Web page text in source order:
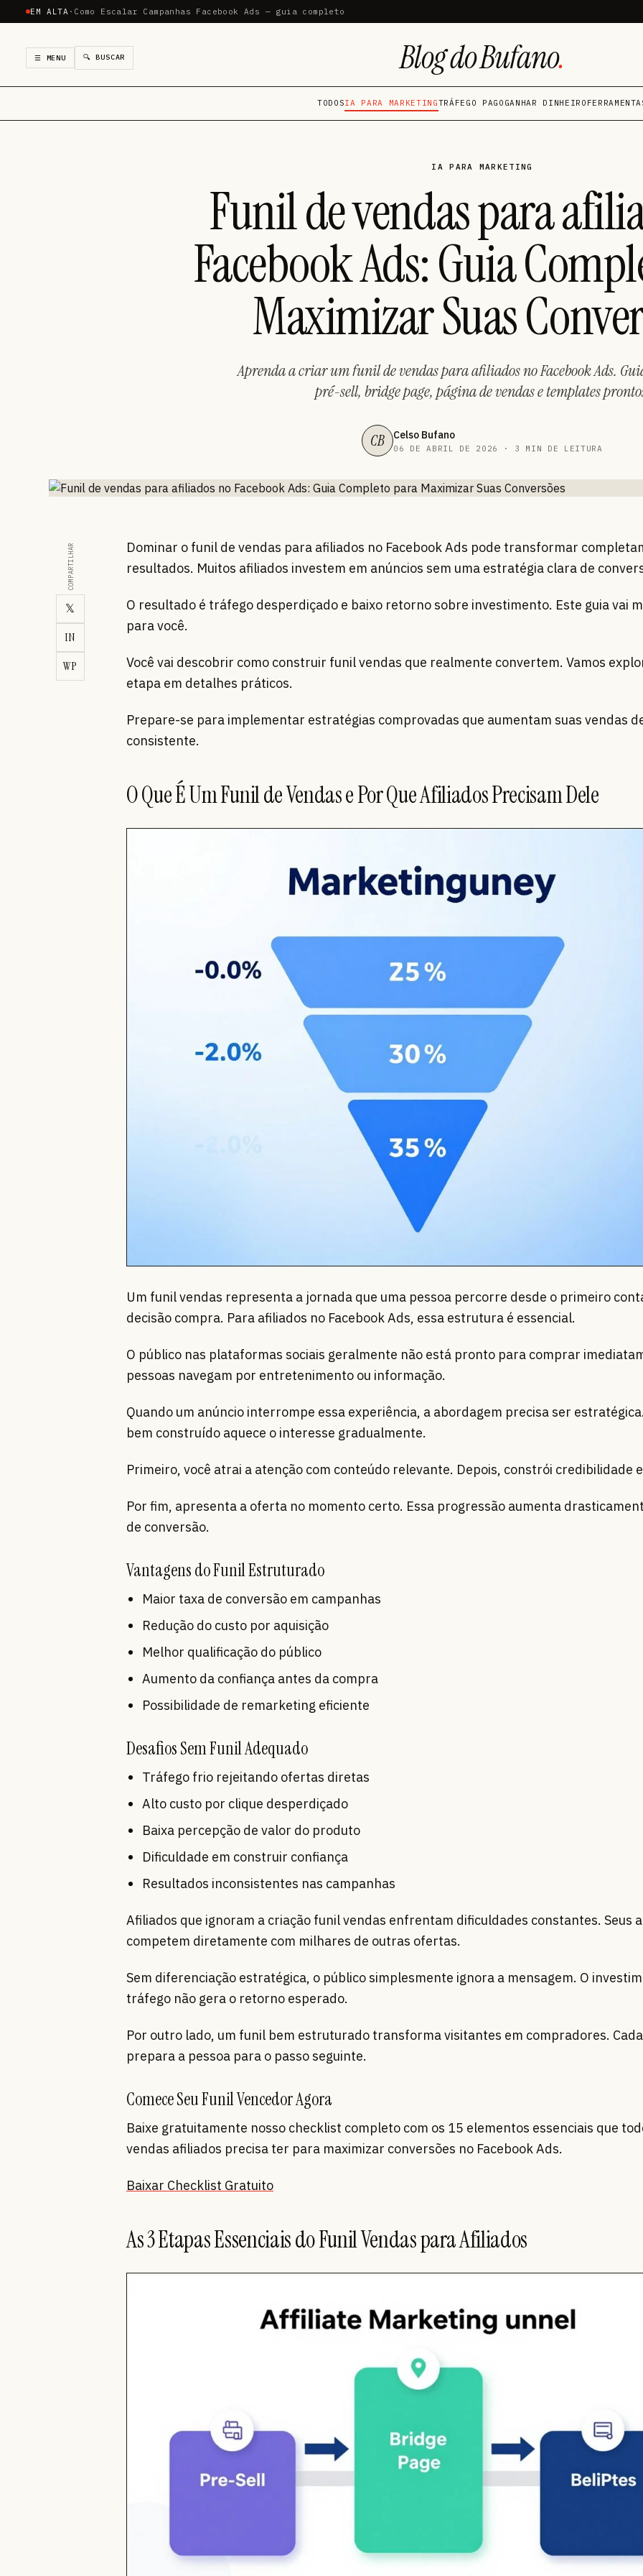
EM ALTA · Como Escalar Campanhas Facebook Ads — guia completo
☰ MENU 🔍 BUSCAR Blog do Bufano.
TODOSIA PARA MARKETINGTRÁFEGO PAGO GANHAR DINHEIRO
IA PARA MARKETING
Funil de vendas para
Facebook Ads: Guia
Maximizar Suas
Aprenda a criar um funil de vendas para afiliados no Facebook Ads.
pré-sell, bridge page, página de vendas e templates
CB Celso Bufano
06 DE ABRIL DE 2026 · 3 MIN DE LEITURA
COMPARTILHAR
𝕏
IN
WP
Dominar o funil de vendas para afiliados no Facebook Ads pode transformar
resultados. Muitos afiliados investem em anúncios sem uma estratégia clara de
O resultado é tráfego desperdiçado e baixo retorno sobre investimento. Este guia vai
para você.
Você vai descobrir como construir funil vendas que realmente convertem. Vamos
etapa em detalhes práticos.
Prepare-se para implementar estratégias comprovadas que aumentam suas vendas
consistente.
O Que É Um Funil de Vendas e Por Que Afiliados Precisam Dele
Um funil vendas representa a jornada que uma pessoa percorre desde o primeiro
decisão compra. Para afiliados no Facebook Ads, essa estrutura é essencial.
O público nas plataformas sociais geralmente não está pronto para comprar
pessoas navegam por entretenimento ou informação.
Quando um anúncio interrompe essa experiência, a abordagem precisa ser
bem construído aquece o interesse gradualmente.
Primeiro, você atrai a atenção com conteúdo relevante. Depois, constrói credibilidade
Por fim, apresenta a oferta no momento certo. Essa progressão aumenta
de conversão.
Vantagens do Funil Estruturado
Maior taxa de conversão em campanhas
Redução do custo por aquisição
Melhor qualificação do público
Aumento da confiança antes da compra
Possibilidade de remarketing eficiente
Desafios Sem Funil Adequado
Tráfego frio rejeitando ofertas diretas
Alto custo por clique desperdiçado
Baixa percepção de valor do produto
Dificuldade em construir confiança
Resultados inconsistentes nas campanhas
Afiliados que ignoram a criação funil vendas enfrentam dificuldades constantes. Seus
competem diretamente com milhares de outras ofertas.
Sem diferenciação estratégica, o público simplesmente ignora a mensagem. O
tráfego não gera o retorno esperado.
Por outro lado, um funil bem estruturado transforma visitantes em compradores.
prepara a pessoa para o passo seguinte.
Comece Seu Funil Vencedor Agora
Baixe gratuitamente nosso checklist completo com os 15 elementos essenciais que
vendas afiliados precisa ter para maximizar conversões no Facebook Ads.
Baixar Checklist Gratuito
As 3 Etapas Essenciais do Funil Vendas para Afiliados